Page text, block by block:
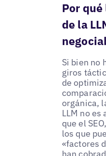
Por
de la
Si bien no
giros
de
orgánica,
LLM no
que el
los que
«factores